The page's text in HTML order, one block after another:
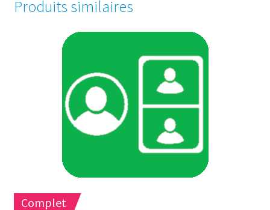
Produits similaires
Complet